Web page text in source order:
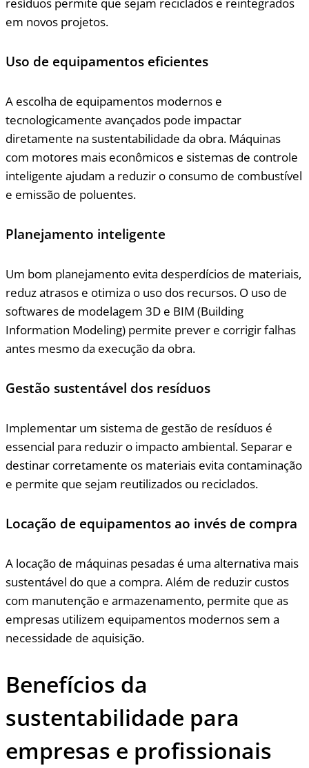
em novos projetos.
Uso de equipamentos eficientes
A escolha de equipamentos modernos e
tecnologicamente avançados pode impactar
diretamente na sustentabilidade da obra. Máquinas
com motores mais econômicos e sistemas de controle
inteligente ajudam a reduzir o consumo de combustível
e emissão de poluentes.
Planejamento inteligente
Um bom planejamento evita desperdícios de materiais,
reduz atrasos e otimiza o uso dos recursos. O uso de
softwares de modelagem 3D e BIM (Building
Information Modeling) permite prever e corrigir falhas
antes mesmo da execução da obra.
Gestão sustentável dos resíduos
Implementar um sistema de gestão de resíduos é
essencial para reduzir o impacto ambiental. Separar e
destinar corretamente os materiais evita contaminação
e permite que sejam reutilizados ou reciclados.
Locação de equipamentos ao invés de compra
A locação de máquinas pesadas é uma alternativa mais
sustentável do que a compra. Além de reduzir custos
com manutenção e armazenamento, permite que as
empresas utilizem equipamentos modernos sem a
necessidade de aquisição.
Benefícios da
sustentabilidade para
empresas e profissionais